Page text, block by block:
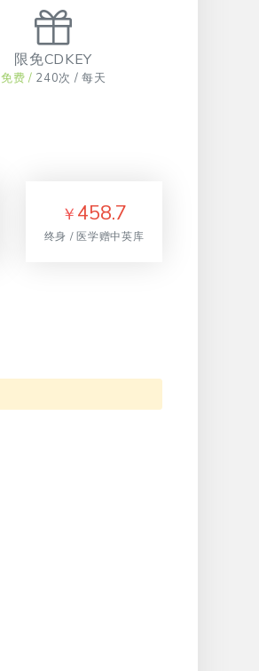
限免CDKEY
免费 / 240次 / 每天
￥ 458.7
终身 / 医学赠中英库